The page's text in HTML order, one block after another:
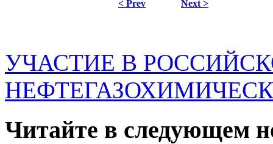
< Prev Next >
УЧАСТИЕ В
Читайте в следующем